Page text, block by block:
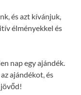
és azt kívánjuk,
élményekkel és
nap egy ajándék.
ajándékot, és